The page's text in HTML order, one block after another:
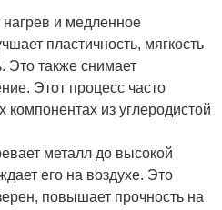
нагрев и медленное
пластичность, мягкость
Это также снимает
Этот процесс часто
компонентах из углеродистой
металл до высокой
его на воздухе. Это
повышает прочность на